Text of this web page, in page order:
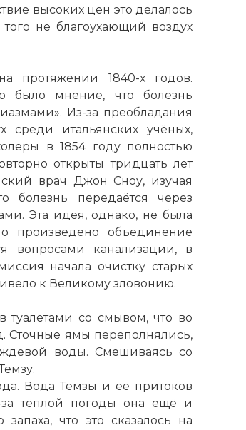
высоких цен это делалось
не благоухающий воздух
протяжении 1840-х годов.
было мнение, что болезнь
Из-за преобладания
среди итальянских учёных,
в 1854 году полностью
открыты тридцать лет
врач Джон Сноу, изучая
болезнь передаётся через
Эта идея, однако, не была
произведено объединение
вопросами канализации, в
начала очистку старых
к Великому зловонию.
туалетами со смывом, что во
Сточные ямы переполнялись,
воды. Смешиваясь со
.
Вода Темзы и её притоков
тёплой погоды она ещё и
что это сказалось на